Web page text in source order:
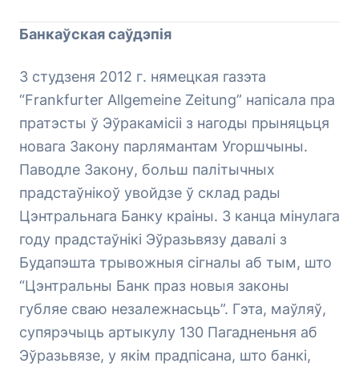
Банкаўская саўдэпія
3 студзеня 2012 г. нямецкая газэта
“Frankfurter Allgemeine Zeitung” напісала пра
пратэсты ў Эўракамісіі з нагоды прыняцьця
новага Закону парлямантам Угоршчыны.
Паводле Закону, больш палітычных
прадстаўнікоў увойдзе ў склад рады
Цэнтральнага Банку краіны. З канца мінулага
году прадстаўнікі Эўразьвязу давалі з
Будапэшта трывожныя сігналы аб тым, што
“Цэнтральны Банк праз новыя законы
губляе сваю незалежнасьць”. Гэта, маўляў,
супярэчыць артыкулу 130 Пагадненьня аб
Эўразьвязе, у якім прадпісана, што банкі,